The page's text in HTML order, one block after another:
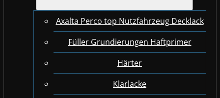
Axalta Perco top Nutzfahrzeug Decklack
Füller Grundierungen Haftprimer
Härter
Klarlacke